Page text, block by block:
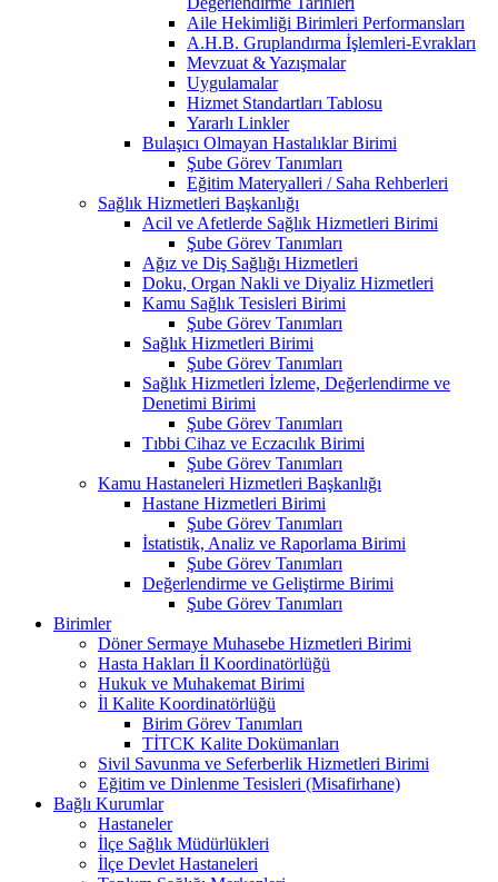
Aile Hekimliği Birimleri Performansları
A.H.B. Gruplandırma İşlemleri-Evrakları
Mevzuat & Yazışmalar
Uygulamalar
Hizmet Standartları Tablosu
Yararlı Linkler
Bulaşıcı Olmayan Hastalıklar Birimi
Şube Görev Tanımları
Eğitim Materyalleri / Saha Rehberleri
Sağlık Hizmetleri Başkanlığı
Acil ve Afetlerde Sağlık Hizmetleri Birimi
Şube Görev Tanımları
Ağız ve Diş Sağlığı Hizmetleri
Doku, Organ Nakli ve Diyaliz Hizmetleri
Kamu Sağlık Tesisleri Birimi
Şube Görev Tanımları
Sağlık Hizmetleri Birimi
Şube Görev Tanımları
Sağlık Hizmetleri İzleme, Değerlendirme ve
Denetimi Birimi
Şube Görev Tanımları
Tıbbi Cihaz ve Eczacılık Birimi
Şube Görev Tanımları
Kamu Hastaneleri Hizmetleri Başkanlığı
Hastane Hizmetleri Birimi
Şube Görev Tanımları
İstatistik, Analiz ve Raporlama Birimi
Şube Görev Tanımları
Değerlendirme ve Geliştirme Birimi
Şube Görev Tanımları
Birimler
Döner Sermaye Muhasebe Hizmetleri Birimi
Hasta Hakları İl Koordinatörlüğü
Hukuk ve Muhakemat Birimi
İl Kalite Koordinatörlüğü
Birim Görev Tanımları
TİTCK Kalite Dokümanları
Sivil Savunma ve Seferberlik Hizmetleri Birimi
Eğitim ve Dinlenme Tesisleri (Misafirhane)
Bağlı Kurumlar
Hastaneler
İlçe Sağlık Müdürlükleri
İlçe Devlet Hastaneleri